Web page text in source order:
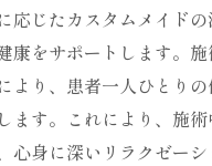
応じたカスタムメイド
康をサポートします。
より、患者一人ひとり
ます。これにより、施
心身に深いリラクゼー